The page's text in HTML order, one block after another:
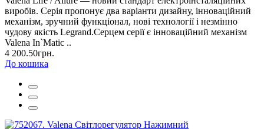
виробів. Серія пропонує два варіанти дизайну, інноваційний
механізм, зручний функціонал, нові технології і незмінно
чудову якість Legrand.Серцем серії є інноваційний механізм
Valena In`Matic ..
4 200.50грн.
До кошика